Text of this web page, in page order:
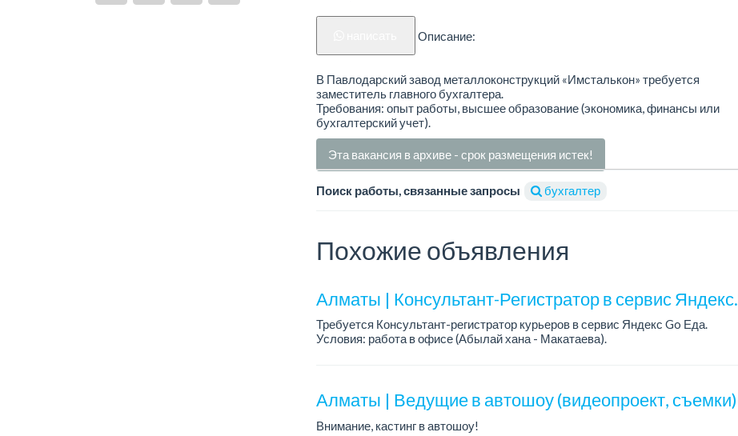
Описание:
В Павлодарский завод металлоконструкций «Имсталькон» требуется
заместитель главного бухгалтера.
Требования: опыт работы, высшее образование (экономика, финансы или
бухгалтерский учет).
Эта вакансия в архиве - срок размещения истек!
Поиск работы, связанные запросы бухгалтер
Похожие объявления
Алматы | Консультант-Регистратор в сервис
Требуется Консультант-регистратор курьеров в сервис Яндекс Go Еда.
Условия: работа в офисе (Абылай хана - Макатаева).
Алматы | Ведущие в автошоу (видеопроект, съемки)
Внимание, кастинг в автошоу!